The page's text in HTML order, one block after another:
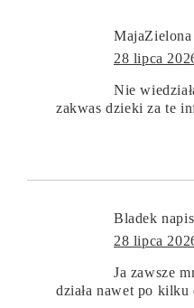
MajaZielona
28 lipca
Nie
zakwas dzieki za te
Bladek
28 lipca
Ja zawsze
działa nawet po kilku